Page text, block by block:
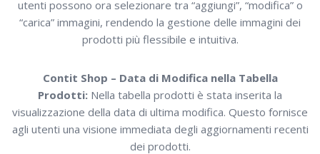
utenti possono ora selezionare tra “aggiungi”, “modifica” o
“carica” immagini, rendendo la gestione delle immagini dei
prodotti più flessibile e intuitiva.
Contit Shop – Data di Modifica nella Tabella
Prodotti: Nella tabella prodotti è stata inserita la
visualizzazione della data di ultima modifica. Questo fornisce
agli utenti una visione immediata degli aggiornamenti recenti
dei prodotti.